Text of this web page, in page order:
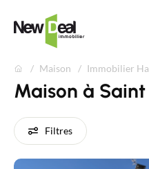
Maison Immobilier
Maison à
Filtres